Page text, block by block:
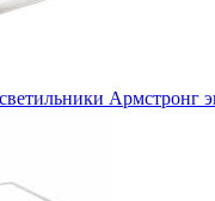
Армстронг